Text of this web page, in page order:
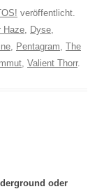
veröffentlicht.
Haze, Dyse,
, Pentagram, The
, Valient Thorr.
oder